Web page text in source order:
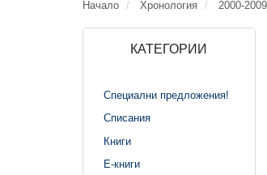
Начало Хронология 2000-2009
КАТЕГОРИИ
Специални предложения!
Списания
Книги
Е-книги